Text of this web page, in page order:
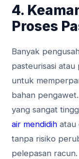
4.
Proses
Banyak
pasteurisasi
untuk
bahan
yang sangat
air mendidih atau
tanpa risiko
pelepasan racun.